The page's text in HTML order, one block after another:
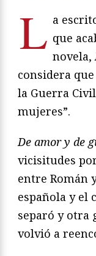
L a
que
novela,
considera
la Guerra
mujeres”.
De amor y de
vicisitudes
entre Román
española y el
separó y otra
volvió a